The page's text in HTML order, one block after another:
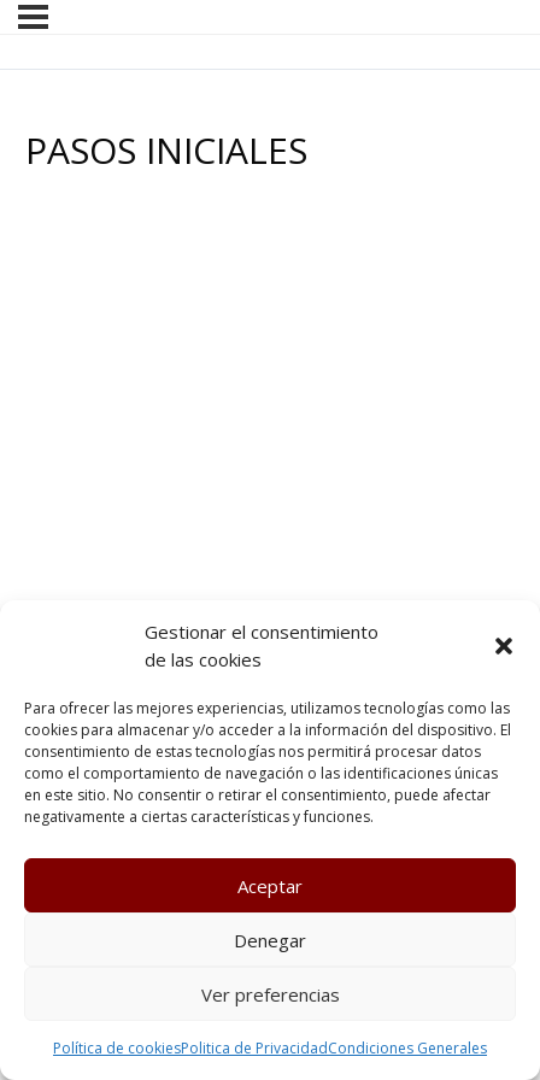
Gestionar el consentimiento
de las cookies
Para ofrecer las mejores experiencias, utilizamos tecnologías como las
cookies para almacenar y/o acceder a la información del dispositivo. El
consentimiento de estas tecnologías nos permitirá procesar datos
como el comportamiento de navegación o las identificaciones únicas
en este sitio. No consentir o retirar el consentimiento, puede afectar
negativamente a ciertas características y funciones.
Aceptar
Denegar
Ver preferencias
Política de cookiesPolitica de PrivacidadCondiciones Generales
PASOS INICIALES